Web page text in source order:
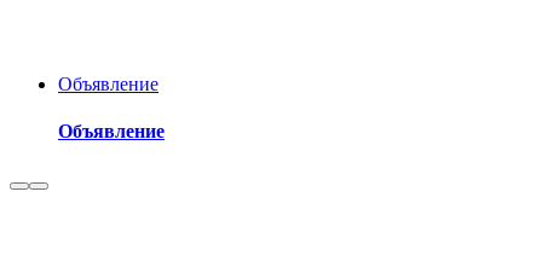
Объявление
Объявление